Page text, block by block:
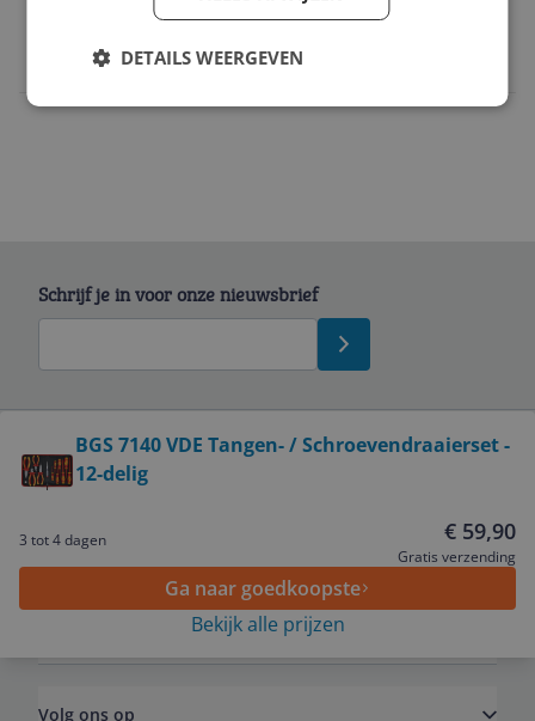
4026947071404
BGS 7140 VDE Tangen- / Schroevendraaierset -
12-delig
3 tot 4 dagen € 59,90
Gratis verzending
Ga naar goedkoopste
Bekijk alle prijzen
Schrijf je in voor onze nieuwsbrief
Service
Algemeen
Volg ons op
DETAILS WEERGEVEN